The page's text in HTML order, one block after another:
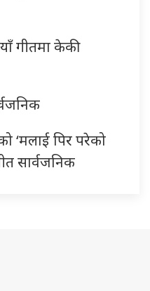
गीतमा केकी
‘मलाई पिर परेको
सार्वजनिक